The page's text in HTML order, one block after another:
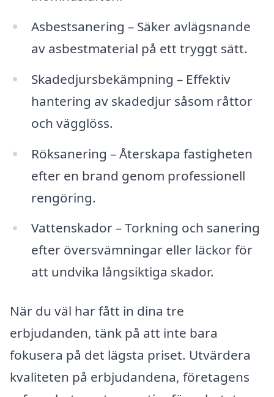
Asbestsanering – Säker avlägsnande
av asbestmaterial på ett tryggt sätt.
Skadedjursbekämpning – Effektiv
hantering av skadedjur såsom råttor
och vägglöss.
Röksanering – Återskapa fastigheten
efter en brand genom professionell
rengöring.
Vattenskador – Torkning och sanering
efter översvämningar eller läckor för
att undvika långsiktiga skador.
När du väl har fått in dina tre
erbjudanden, tänk på att inte bara
fokusera på det lägsta priset. Utvärdera
kvaliteten på erbjudandena, företagens